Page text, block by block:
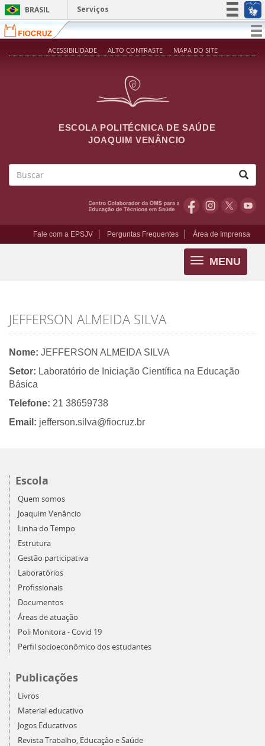
Pular para o conteúdo principal
BRASIL
Serviços
Simplifique!
Participe
ACESSIBILIDADE ALTO CONTRASTE MAPA DO SITE
ESCOLA POLITÉCNICA DE SAÚDE
JOAQUIM VENÂNCIO
Fale com a EPSJV Perguntas Frequentes Área de Imprensa
MENU
Toggle
navigation
JEFFERSON ALMEIDA SILVA
Nome: JEFFERSON ALMEIDA SILVA
Setor: Laboratório de Iniciação Científica na Educação
Básica
Telefone: 21 38659738
Email: jefferson.silva@fiocruz.br
Escola
Quem somos
Joaquim Venâncio
Linha do Tempo
Estrutura
Gestão participativa
Laboratórios
Profissionais
Documentos
Áreas de atuação
Poli Monitora - Covid 19
Perfil socioeconômico dos estudantes
Publicações
Livros
Material educativo
Jogos Educativos
Revista Trabalho, Educação e Saúde